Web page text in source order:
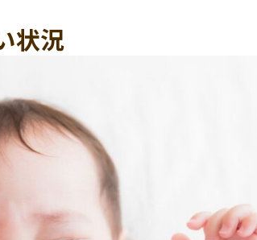
状況